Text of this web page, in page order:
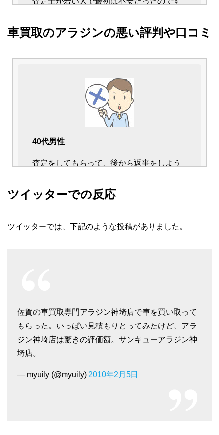
人柄も良くて信頼して査定をしてもらい、
が、どの業者もきちんとした価格を提示し
ンは正確に数字を出してくれて良かったで
30代男性
ずっとコマーシャルで気になっていたので
車買取のアラジンの悪い評判や口コミ
40代男性
査定をしてもらって、後から返事をしよう
した。
40代女性
複数の業者に見てもらうのが良いと聞いて
ラジンに決めてくれと何度もお願いされて
ツイッターでの反応
ツイッターでは、下記のような投稿がありました。
佐賀の車買取専門アラジン神埼店で車を買い取って
もらった。いっぱい見積もりとってみたけど、アラ
ジン神埼店は驚きの評価額。サンキューアラジン神
埼店。
— myuily (@myuily) 2010年2月5日